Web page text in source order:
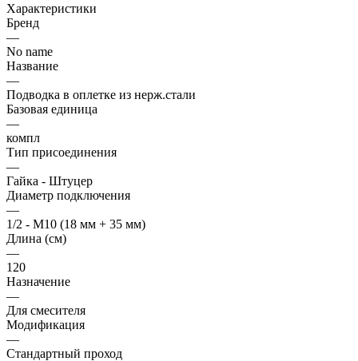
Характеристики
Бренд
—
No name
Название
—
Подводка в оплетке из нерж.стали
Базовая единица
—
компл
Тип присоединения
—
Гайка - Штуцер
Диаметр подключения
—
1/2 - М10 (18 мм + 35 мм)
Длина (см)
—
120
Назначение
—
Для смесителя
Модификация
—
Стандартный проход